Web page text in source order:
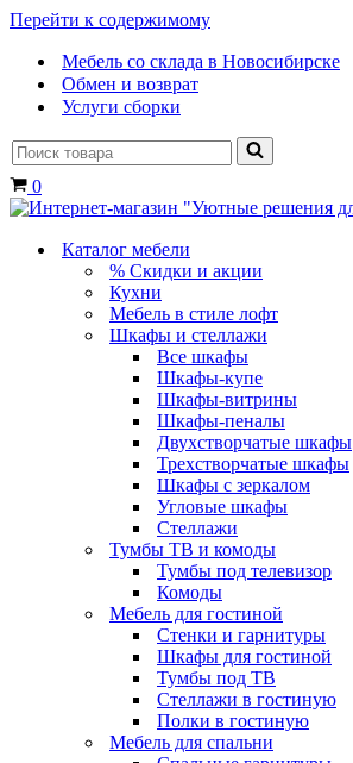
Перейти к содержимому
Мебель со склада в Новосибирске
Обмен и возврат
Услуги сборки
Искать...
Корзина
0
Каталог мебели
% Скидки и акции
Кухни
Мебель в стиле лофт
Шкафы и стеллажи
Все шкафы
Шкафы-купе
Шкафы-витрины
Шкафы-пеналы
Двухстворчатые шкафы
Трехстворчатые шкафы
Шкафы с зеркалом
Угловые шкафы
Стеллажи
Тумбы ТВ и комоды
Тумбы под телевизор
Комоды
Мебель для гостиной
Стенки и гарнитуры
Шкафы для гостиной
Тумбы под ТВ
Стеллажи в гостиную
Полки в гостиную
Мебель для спальни